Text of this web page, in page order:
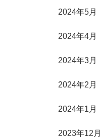
2024年5月
2024年4月
2024年3月
2024年2月
2024年1月
2023年12月